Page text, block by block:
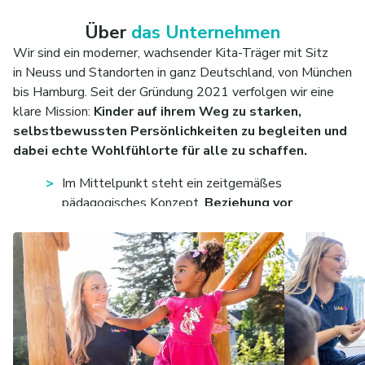
Über das Unternehmen
Wir sind ein moderner, wachsender Kita-Träger mit Sitz
in Neuss und Standorten in ganz Deutschland, von München
bis Hamburg. Seit der Gründung 2021 verfolgen wir eine
klare Mission: Kinder auf ihrem Weg zu starken,
selbstbewussten Persönlichkeiten zu begleiten und
dabei echte Wohlfühlorte für alle zu schaffen.
Im Mittelpunkt steht ein zeitgemäßes
pädagogisches Konzept, Beziehung vor
Stärken entdecken und sich individuell entfalten
können. Gleichzeitig setzt Kitarino auf Struktur,
klare Abläufe und moderne Räume, die neugierig
machen und Sicherheit geben.
Für pädagogische Fachkräfte bedeutet das: viel
Raum für eigene Ideen,echte Mitgestaltung
undein Arbeitsumfeld, das entlastet statt